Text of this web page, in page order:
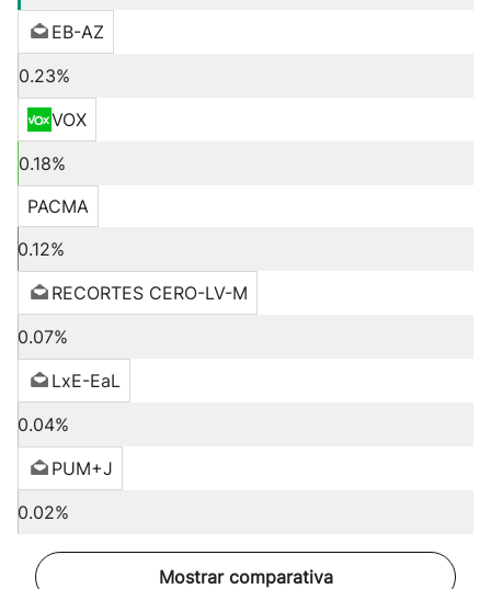
EB-AZ
0.23%
VOX
0.18%
PACMA
0.12%
RECORTES CERO-LV-M
0.07%
LxE-EaL
0.04%
PUM+J
0.02%
Mostrar comparativa